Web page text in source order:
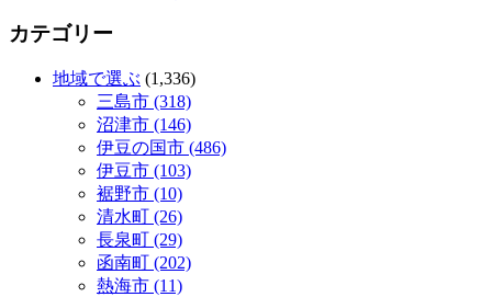
カテゴリー
地域で選ぶ (1,336)
三島市 (318)
沼津市 (146)
伊豆の国市 (486)
伊豆市 (103)
裾野市 (10)
清水町 (26)
長泉町 (29)
函南町 (202)
熱海市 (11)